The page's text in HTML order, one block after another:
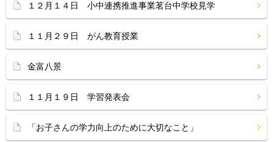
１２月１４日 小中連携推進事業茗台中学校見学
１１月２９日 がん教育授業
金富八景
１１月１９日 学習発表会
「お子さんの学力向上のために大切なこと」